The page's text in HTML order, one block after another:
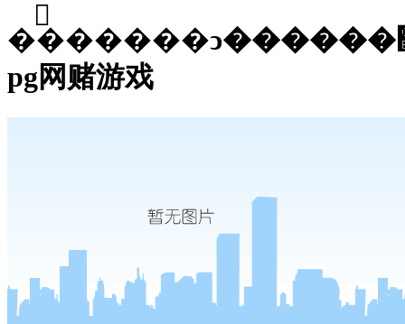
��֮�����ͻ������޹�˾-
pg网赌游戏